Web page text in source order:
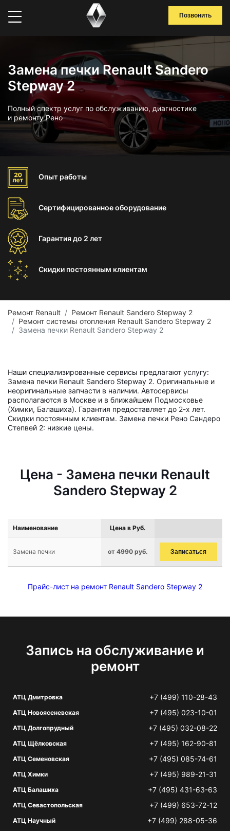
Позвонить
Замена печки Renault Sandero
Stepway 2
Полный спектр услуг по обслуживанию, диагностике
и ремонту Рено
Опыт работы
Сертифицированноеоборудование
Гарантиядо 2 лет
Скидки постоянным клиентам
Ремонт Renault
Ремонт Renault Sandero Stepway 2
Ремонт системы отопления Renault Sandero Stepway 2
Замена печки Renault Sandero Stepway 2
Наши специализированные сервисы предлагают услугу:
Замена печки Renault Sandero Stepway 2. Оригинальные и
неоригинальные запчасти в наличии. Автосервисы
располагаются в Москве и в ближайшем Подмосковье
(Химки, Балашиха). Гарантия предоставляет до 2-х лет.
Скидки постоянным клиентам. Замена печки Рено Сандеро
Степвей 2: низкие цены.
Цена - Замена печки Renault
Sandero Stepway 2
Наименование Цена в Руб.
Замена печки от 4990 руб. Записаться
Прайс-лист на ремонт Renault Sandero Stepway 2
Запись на обслуживание и
ремонт
АТЦ Дмитровка +7 (499) 110-28-43
АТЦ Новоясеневская +7 (495) 023-10-01
АТЦ Долгопрудный +7 (495) 032-08-22
АТЦ Щёлковская +7 (495) 162-90-81
АТЦ Семеновская +7 (495) 085-74-61
АТЦ Химки +7 (495) 989-21-31
АТЦ Балашиха +7 (495) 431-63-63
АТЦ Севастопольская +7 (499) 653-72-12
АТЦ Научный +7 (499) 288-05-36